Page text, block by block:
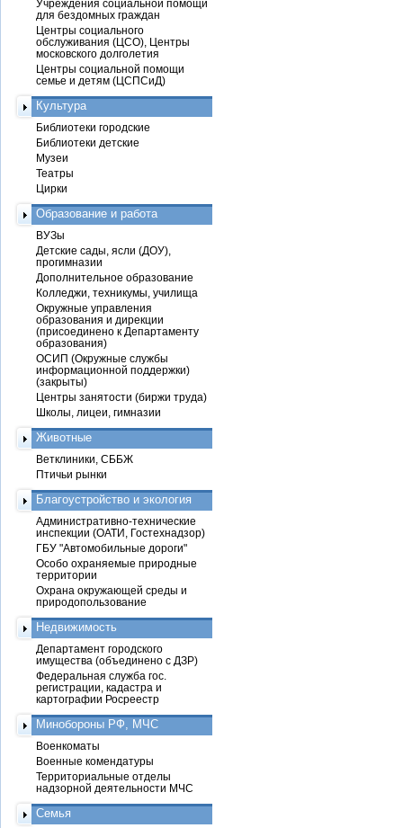
Учреждения социальной помощи
для бездомных граждан
Центры социального
обслуживания (ЦСО), Центры
московского долголетия
Центры социальной помощи
семье и детям (ЦСПСиД)
Культура
Библиотеки городские
Библиотеки детские
Музеи
Театры
Цирки
Образование и работа
ВУЗы
Детские сады, ясли (ДОУ),
прогимназии
Дополнительное образование
Колледжи, техникумы, училища
Окружные управления
образования и дирекции
(присоединено к Департаменту
образования)
ОСИП (Окружные службы
информационной поддержки)
(закрыты)
Центры занятости (биржи труда)
Школы, лицеи, гимназии
Животные
Ветклиники, СББЖ
Птичьи рынки
Благоустройство и экология
Административно-технические
инспекции (ОАТИ, Гостехнадзор)
ГБУ "Автомобильные дороги"
Особо охраняемые природные
территории
Охрана окружающей среды и
природопользование
Недвижимость
Департамент городского
имущества (объединено с ДЗР)
Федеральная служба гос.
регистрации, кадастра и
картографии Росреестр
Минобороны РФ, МЧС
Военкоматы
Военные комендатуры
Территориальные отделы
надзорной деятельности МЧС
Семья